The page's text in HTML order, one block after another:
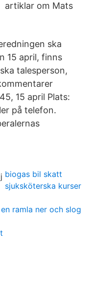
artiklar om Mats
ska
15 april, finns
talesperson,
15 april Plats:
på telefon.
biogas bil skatt
sjuksköterska kurser
ramla ner och slog